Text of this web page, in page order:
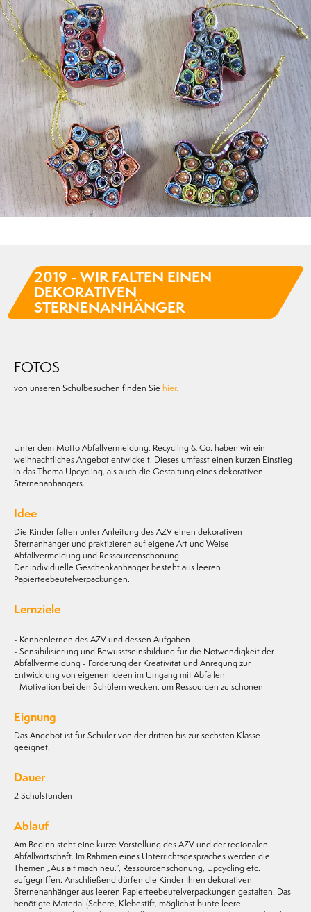
2019 - WIR FALTEN EINEN
DEKORATIVEN
STERNENANHÄNGER
FOTOS
von unseren Schulbesuchen finden Sie hier.
Unter dem Motto Abfallvermeidung, Recycling & Co. haben wir ein
weihnachtliches Angebot entwickelt. Dieses umfasst einen kurzen Einstieg
in das Thema Upcycling, als auch die Gestaltung eines dekorativen
Sternenanhängers.
Idee
Die Kinder falten unter Anleitung des AZV einen dekorativen
Sternanhänger und praktizieren auf eigene Art und Weise
Abfallvermeidung und Ressourcenschonung.
Der individuelle Geschenkanhänger besteht aus leeren
Papierteebeutelverpackungen.
Lernziele
- Kennenlernen des AZV und dessen Aufgaben
- Sensibilisierung und Bewusstseinsbildung für die Notwendigkeit der
Abfallvermeidung - Förderung der Kreativität und Anregung zur
Entwicklung von eigenen Ideen im Umgang mit Abfällen
- Motivation bei den Schülern wecken, um Ressourcen zu schonen
Eignung
Das Angebot ist für Schüler von der dritten bis zur sechsten Klasse
geeignet.
Dauer
2 Schulstunden
Ablauf
Am Beginn steht eine kurze Vorstellung des AZV und der regionalen
Abfallwirtschaft. Im Rahmen eines Unterrichtsgespräches werden die
Themen „Aus alt mach neu.“, Ressourcenschonung, Upcycling etc.
aufgegriffen. Anschließend dürfen die Kinder Ihren dekorativen
Sternenanhänger aus leeren Papierteebeutelverpackungen gestalten. Das
benötigte Material (Schere, Klebestift, möglichst bunte leere